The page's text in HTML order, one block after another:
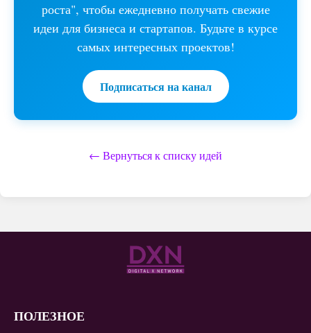
роста", чтобы ежедневно получать свежие
идеи для бизнеса и стартапов. Будьте в курсе
самых интересных проектов!
Подписаться на канал
← Вернуться к списку идей
ПОЛЕЗНОЕ